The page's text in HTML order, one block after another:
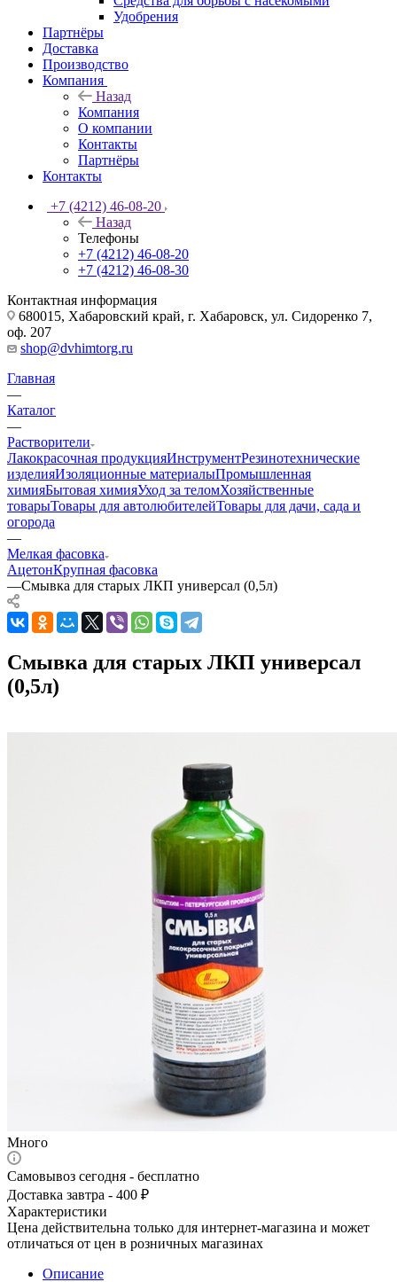
Удобрения
Партнёры
Доставка
Производство
Компания
Назад
Компания
О компании
Контакты
Партнёры
Контакты
+7 (4212) 46-08-20
Назад
Телефоны
+7 (4212) 46-08-20
+7 (4212) 46-08-30
Контактная информация
680015, Хабаровский край, г. Хабаровск, ул. Сидоренко 7,
оф. 207
shop@dvhimtorg.ru
Главная
—
Каталог
—
Растворители
Лакокрасочная продукцияИнструментРезинотехнические
изделияИзоляционные материалыПромышленная
химияБытовая химияУход за теломХозяйственные
товарыТовары для автолюбителейТовары для дачи, сада и
огорода
—
Мелкая фасовка
АцетонКрупная фасовка
—Смывка для старых ЛКП универсал (0,5л)
Смывка для старых ЛКП универсал
(0,5л)
Много
Самовывоз сегодня - бесплатно
Доставка завтра - 400 ₽
Характеристики
Цена действительна только для интернет-магазина и может
отличаться от цен в розничных магазинах
Описание